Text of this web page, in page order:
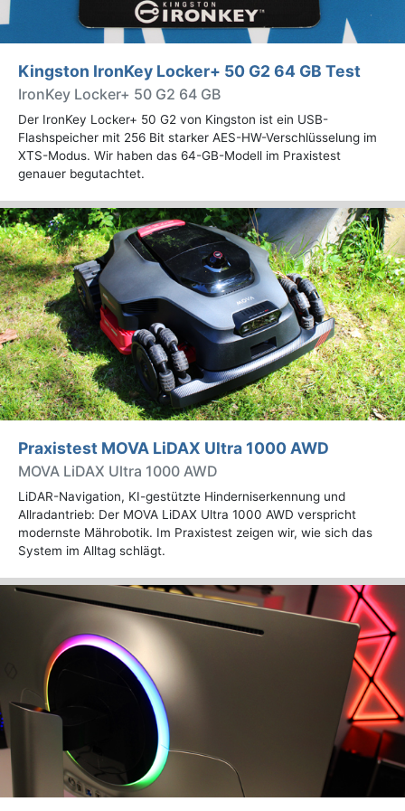
Kingston IronKey Locker+ 50 G2 64 GB Test
IronKey Locker+ 50 G2 64 GB
Der IronKey Locker+ 50 G2 von Kingston ist ein USB-
Flashspeicher mit 256 Bit starker AES-HW-Verschlüsselung im
XTS-Modus. Wir haben das 64-GB-Modell im Praxistest
genauer begutachtet.
Praxistest MOVA LiDAX Ultra 1000 AWD
MOVA LiDAX Ultra 1000 AWD
LiDAR-Navigation, KI-gestützte Hinderniserkennung und
Allradantrieb: Der MOVA LiDAX Ultra 1000 AWD verspricht
modernste Mährobotik. Im Praxistest zeigen wir, wie sich das
System im Alltag schlägt.